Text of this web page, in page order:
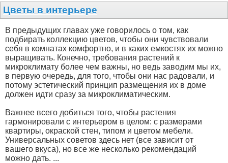
Цветы в интерьере
В предыдущих главах уже говорилось о том, как
подбирать коллекцию цветов, чтобы они чувствовали
себя в комнатах комфортно, и в каких емкостях их можно
выращивать. Конечно, требования растений к
микроклимату более чем важны, но ведь заводим мы их,
в первую очередь, для того, чтобы они нас радовали, и
потому эстетический принцип размещения их в доме
должен идти сразу за микроклиматическим.
Важнее всего добиться того, чтобы растения
гармонировали с интерьером в целом: с размерами
квартиры, окраской стен, типом и цветом мебели.
Универсальных советов здесь нет (все зависит от
вашего вкуса), но все же несколько рекомендаций
можно дать. ...